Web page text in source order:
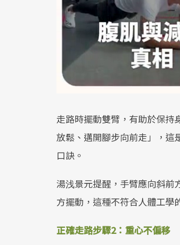
走路時擺動雙臂，有助於保持
放鬆、邁開腳步向前走」，這
口訣。
湯浅景元提醒，手臂應向斜前
方擺動，這種不符合人體工學
正確走路步驟2：重心不偏移